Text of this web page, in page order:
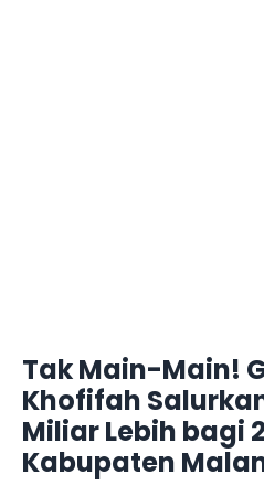
Tak Main-Main!
Khofifah
Miliar Lebih bagi
Kabupaten